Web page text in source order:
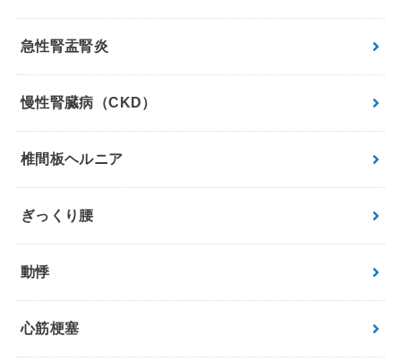
急性腎盂腎炎
慢性腎臓病（CKD）
椎間板ヘルニア
ぎっくり腰
動悸
心筋梗塞